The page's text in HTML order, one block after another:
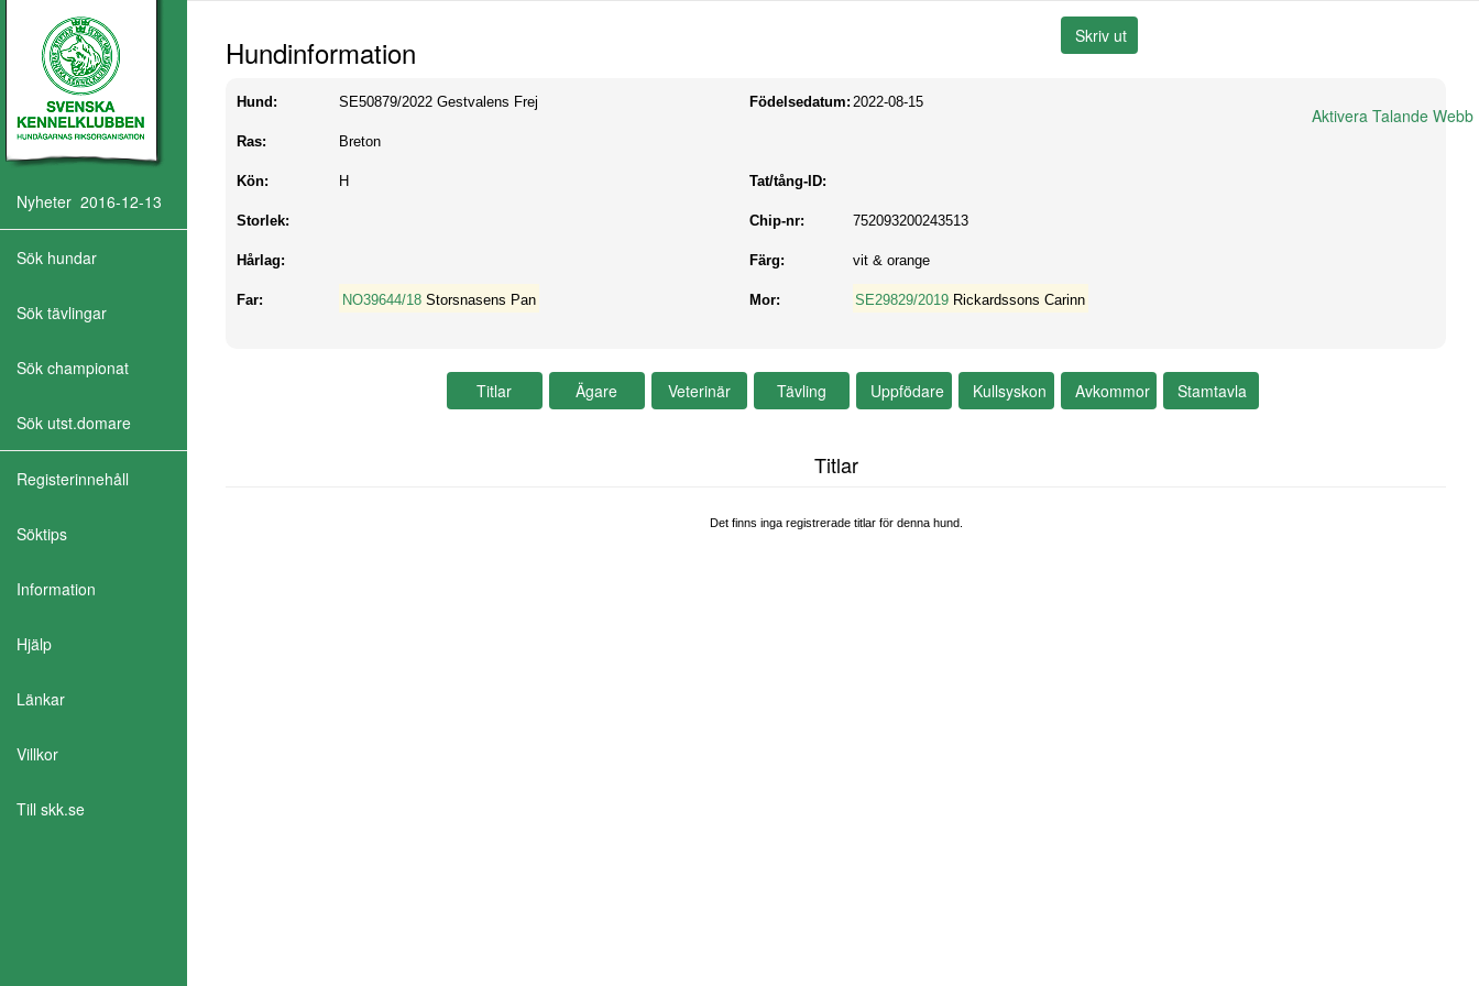
Aktivera Talande Webb
Nyheter 2016-12-13
Sök hundar
Sök tävlingar
Sök championat
Sök utst.domare
Registerinnehåll
Söktips
Information
Hjälp
Länkar
Villkor
Till skk.se
Hundinformation
Hund: SE50879/2022 Gestvalens Frej Födelsedatum: 2022-08-15
Ras: Breton
Kön: H Tat/tång-ID:
Storlek: Chip-nr: 752093200243513
Hårlag: Färg: vit & orange
Far: NO39644/18 Storsnasens Pan Mor: SE29829/2019 Rickardssons Carinn
Titlar
Det finns inga registrerade titlar för denna hund.
Aktivera Talande Webb